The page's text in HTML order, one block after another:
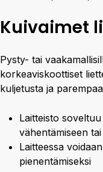
Kuivaimet
Pysty- tai
korkeaviskoottiset
kuljetusta ja
Laitteisto
vähentämiseen
Laitteessa
pienentämiseksi